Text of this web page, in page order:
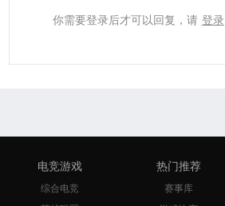
你需要登录后才可以回复，请 登录
电竞游戏
综合电竞
热门推荐
赛事库